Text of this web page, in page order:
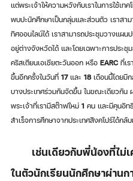
แต่พระเจ้าให้ความหวังกับเราในการใช้เทค
พบปะนักศึกษาเป็นกลุ่มและส่วนตัว เราสา
ทิศออนไลน์ได้ เราสามารถประชุมวางแผน
อยู่ต่างจังหวัดได้ และโดยเฉพาะการประชุ
คริสเตียนเอเชียตะวันออก หรือ EARC ที่เ
ขึ้นอีกครั้งในวันที่ 17 และ 18 เดือนนี้โดยมี
บางประเทศร่วมกันจัดขึ้น ในขณะเดียวกั
พระเจ้าที่เรามีสต๊าฟใหม่ 1 คน และมีคุนอิท
สำเร็จการศึกษาจากประเทศสิงคโปร์ได้กลั
ในตัวนักเรียนนักศึกษาผ่าน